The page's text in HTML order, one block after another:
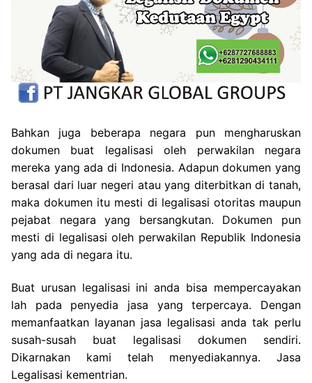
Bahkan juga beberapa negara pun mengharuskan
dokumen buat legalisasi oleh perwakilan negara
mereka yang ada di Indonesia. Adapun dokumen yang
berasal dari luar negeri atau yang diterbitkan di tanah,
maka dokumen itu mesti di legalisasi otoritas maupun
pejabat negara yang bersangkutan. Dokumen pun
mesti di legalisasi oleh perwakilan Republik Indonesia
yang ada di negara itu.
Buat urusan legalisasi ini anda bisa mempercayakan
lah pada penyedia jasa yang terpercaya. Dengan
memanfaatkan layanan jasa legalisasi anda tak perlu
susah-susah buat legalisasi dokumen sendiri.
Dikarnakan kami telah menyediakannya. Jasa
Legalisasi kementrian.